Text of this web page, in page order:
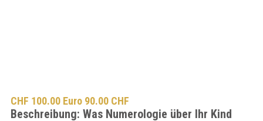
CHF 100.00 Euro 90.00 CHF
Beschreibung: Was Numerologie über Ihr Kind